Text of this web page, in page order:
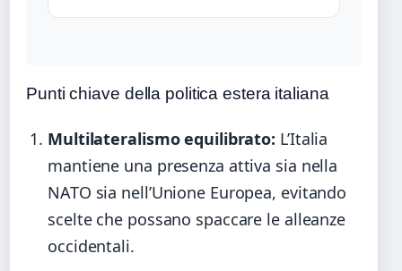
Punti chiave della politica estera italiana
Multilateralismo equilibrato: L’Italia
mantiene una presenza attiva sia nella
NATO sia nell’Unione Europea, evitando
scelte che possano spaccare le alleanze
occidentali.